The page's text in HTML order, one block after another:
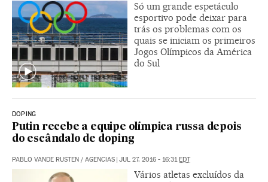
Só um grande espetáculo
esportivo pode deixar para
trás os problemas com os
quais se iniciam os primeiros
Jogos Olímpicos da América
do Sul
DOPING
Putin recebe a equipe olímpica russa depois
do escândalo de doping
PABLO VANDE RUSTEN / AGENCIAS | JUL 27, 2016 - 16:31EDT
Vários atletas excluídos da